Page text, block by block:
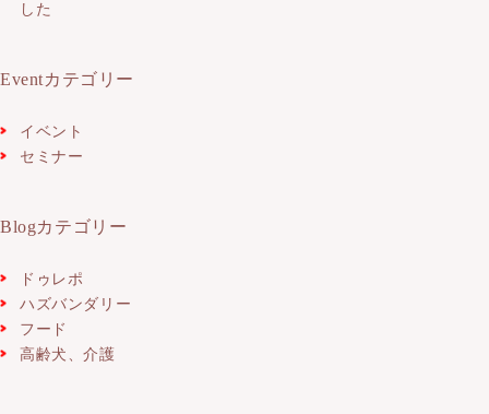
した
Eventカテゴリー
イベント
セミナー
Blogカテゴリー
ドゥレポ
ハズバンダリー
フード
高齢犬、介護